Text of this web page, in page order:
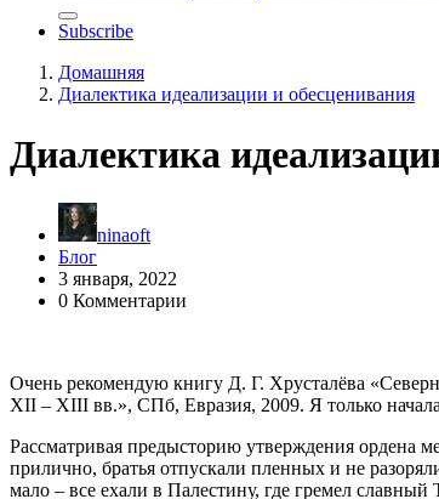
Subscribe
Домашняя
Диалектика идеализации и обесценивания
Диалектика
ninaoft
Блог
3 января, 2022
0 Комментарии
Очень рекомендую книгу Д. Г. Хрусталёва
XII – XIII вв.», СПб, Евразия, 2009. Я только
Рассматривая предысторию утверждения ордена
прилично, братья отпускали пленных и не
мало – все ехали в Палестину, где гремел